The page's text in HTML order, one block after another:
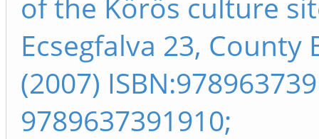
of the Körös culture
Ecsegfalva 23, County
(2007)
9789637391910;